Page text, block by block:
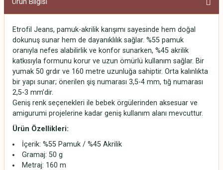
Etrofil Jeans, pamuk-akrilik karışımı sayesinde hem doğal
dokunuş sunar hem de dayanıklılık sağlar. %55 pamuk
oranıyla nefes alabilirlik ve konfor sunarken, %45 akrilik
katkısıyla formunu korur ve uzun ömürlü kullanım sağlar. Bir
yumak 50 grdır ve 160 metre uzunluğa sahiptir. Orta kalınlıkta
bir yapı sunar; önerilen şiş numarası 3,5-4 mm, tığ numarası
2,5-3 mm’dir.
Geniş renk seçenekleri ile bebek örgülerinden aksesuar ve
amigurumi projelerine kadar geniş kullanım alanı mevcuttur.
Ürün Özellikleri:
İçerik: %55 Pamuk / %45 Akrilik
Gramaj: 50 g
Metraj: 160 m